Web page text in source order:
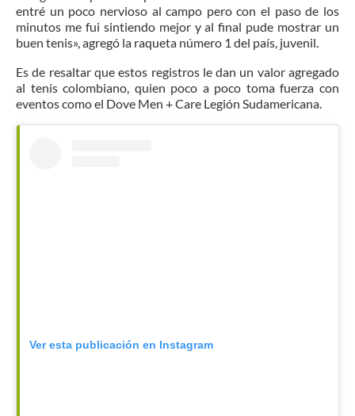
entré un poco nervioso al campo pero con el paso de los
minutos me fui sintiendo mejor y al final pude mostrar un
buen tenis», agregó la raqueta número 1 del país, juvenil.
Es de resaltar que estos registros le dan un valor agregado
al tenis colombiano, quien poco a poco toma fuerza con
eventos como el Dove Men + Care Legión Sudamericana.
Ver esta publicación en Instagram